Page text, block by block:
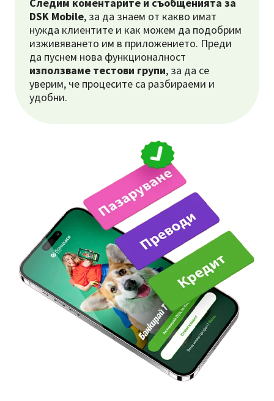
DSK Mobile, за да знаем от какво имат
нужда клиентите и как можем да подобрим
изживяването им в приложението. Преди
да пуснем нова функционалност
използваме тестови групи, за да се
уверим, че процесите са разбираеми и
удобни.